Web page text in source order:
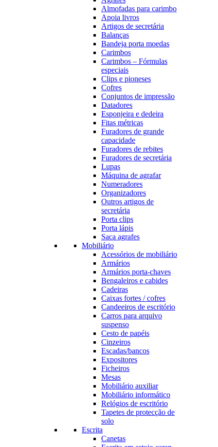
Almofadas para carimbo
Apoia livros
Artigos de secretária
Balanças
Bandeja porta moedas
Carimbos
Carimbos – Fórmulas
especiais
Clips e pioneses
Cofres
Conjuntos de impressão
Datadores
Esponjeira e dedeira
Fitas métricas
Furadores de grande
capacidade
Furadores de rebites
Furadores de secretária
Lupas
Máquina de agrafar
Numeradores
Organizadores
Outros artigos de
secretária
Porta clips
Porta lápis
Saca agrafes
Mobiliário
Acessórios de mobiliário
Armários
Armários porta-chaves
Bengaleiros e cabides
Cadeiras
Caixas fortes / cofres
Candeeiros de escritório
Carros para arquivo
suspenso
Cesto de papéis
Cinzeiros
Escadas/bancos
Expositores
Ficheiros
Mesas
Mobiliário auxiliar
Mobiliário informático
Relógios de escritório
Tapetes de protecção de
solo
Escrita
Canetas